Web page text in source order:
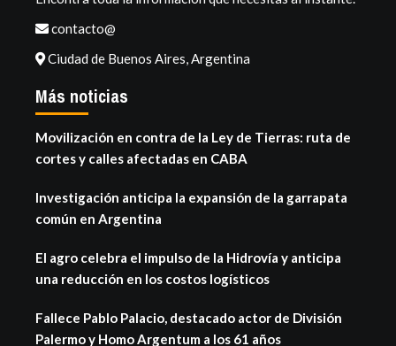
contacto@
Ciudad de Buenos Aires, Argentina
Más noticias
Movilización en contra de la Ley de Tierras: ruta de
cortes y calles afectadas en CABA
Investigación anticipa la expansión de la garrapata
común en Argentina
El agro celebra el impulso de la Hidrovía y anticipa
una reducción en los costos logísticos
Fallece Pablo Palacio, destacado actor de División
Palermo y Homo Argentum a los 61 años